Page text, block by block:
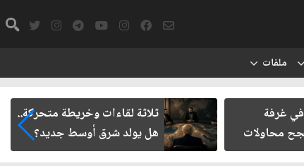
ملفات
متحركة..
جديد؟
حتمية حصر السلاح المنفلت بيد
الدولة العراقية